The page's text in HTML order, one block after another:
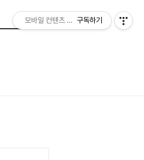
모바일 컨텐츠 이야기구독하기